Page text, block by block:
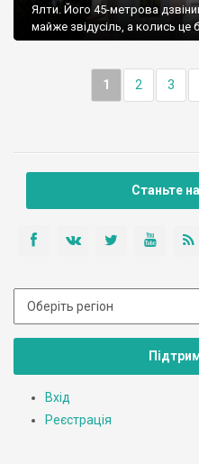
Ялти. Його 45-метрова
майже звідусіль, а колись це
1 2 3
Станьте
Вхід
Реєстрація